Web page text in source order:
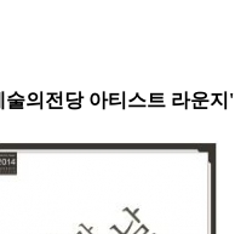
술의전당 아티스트 라운지'